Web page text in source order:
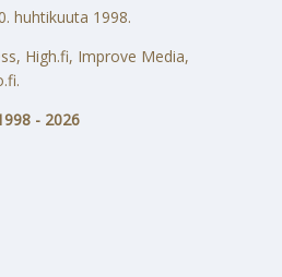
huhtikuuta 1998.
High.fi, Improve Media,
- 2026